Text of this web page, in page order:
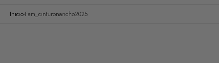
Inicio Fam_cinturonancho2025